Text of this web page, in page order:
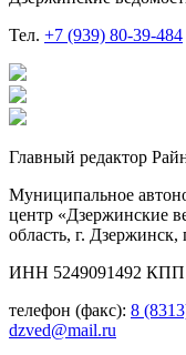
Тел. +7 (939) 80-39-484
Главный редактор
Муниципальное
центр «Дзержинские
область, г.
ИНН 5249091492 КПП
телефон (факс): 8
dzved@mail.ru